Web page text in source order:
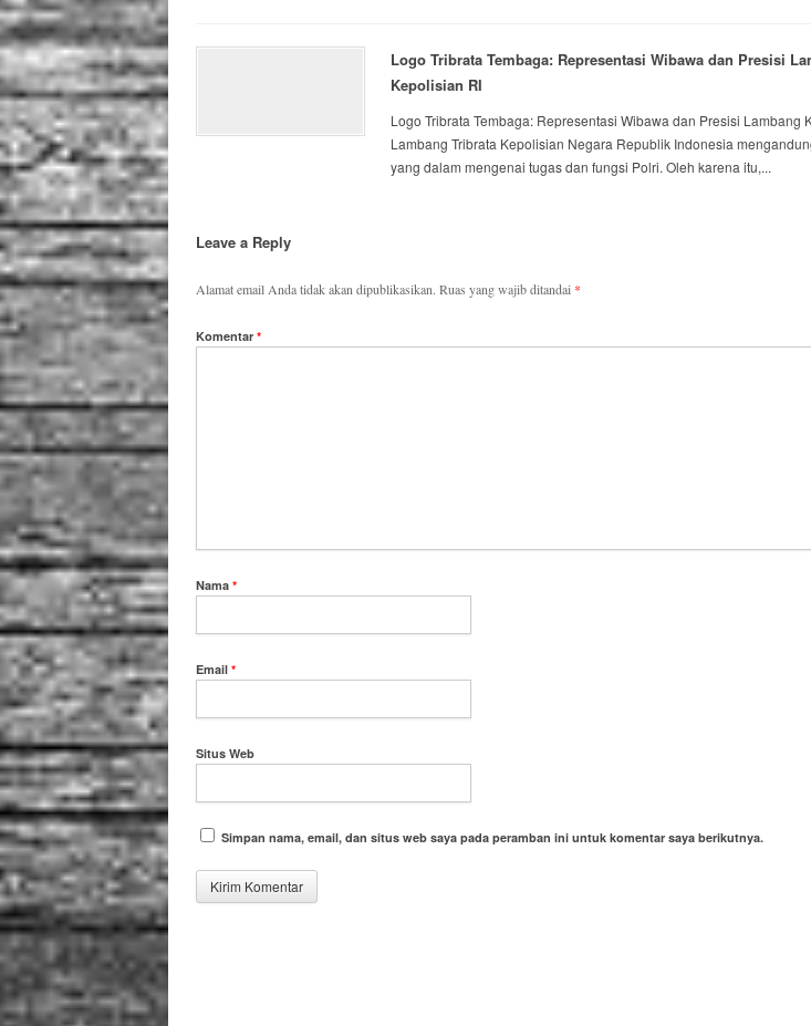
Logo Tribrata Tembaga: Representasi Wibawa dan Presisi
Kepolisian RI
Logo Tribrata Tembaga: Representasi Wibawa dan Presisi Lambang
Lambang Tribrata Kepolisian Negara Republik Indonesia
yang dalam mengenai tugas dan fungsi Polri. Oleh karena itu,...
Leave a Reply
Alamat email Anda tidak akan dipublikasikan. Ruas yang wajib ditandai *
Komentar *
Nama *
Email *
Situs Web
Simpan nama, email, dan situs web saya pada peramban ini untuk komentar saya berikutnya.